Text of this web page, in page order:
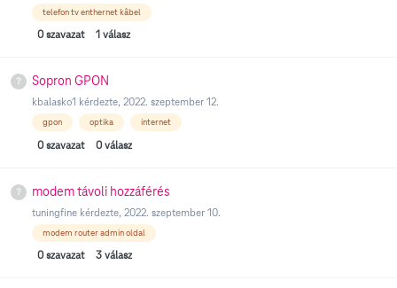
telefon tv enthernet kâbel
0 szavazat 1 válasz
Sopron GPON
kbalasko1 kérdezte, 2022. szeptember 12.
gpon optika internet
0 szavazat 0 válasz
modem távoli hozzáférés
tuningfine kérdezte, 2022. szeptember 10.
modem router admin oldal
0 szavazat 3 válasz